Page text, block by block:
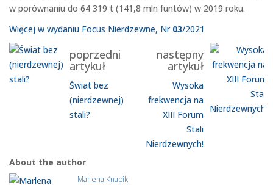
w porównaniu do 64 319 t (141,8 mln funtów) w 2019 roku.
Więcej w wydaniu Focus Nierdzewne, Nr 03/2021
poprzedni
artykuł
Świat bez
(nierdzewnej)
stali?
następny
artykuł
Wysoka
frekwencja na
XIII Forum
Stali
Nierdzewnych!
About the author
Marlena Knapik